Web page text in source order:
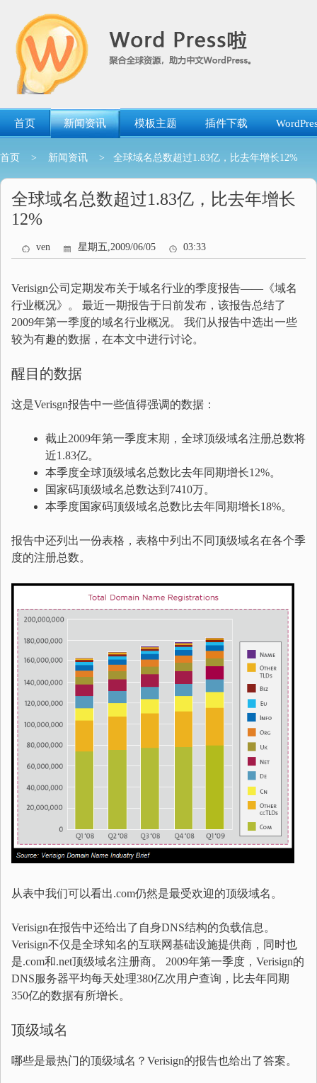
首页 新闻资讯 模板主题 插件下载
首页 > 新闻资讯 > 全球域名总数超过1.83亿，比去年增长12%
全球域名总数超过1.83亿，比去年增长
12%
ven 星期五,2009/06/05 03:33
Verisign公司定期发布关于域名行业的季度报告——《域名
行业概况》。 最近一期报告于日前发布，该报告总结了
2009年第一季度的域名行业概况。 我们从报告中选出一些
较为有趣的数据，在本文中进行讨论。
醒目的数据
这是Verisgn报告中一些值得强调的数据：
截止2009年第一季度末期，全球顶级域名注册总数将
近1.83亿。
本季度全球顶级域名总数比去年同期增长12%。
国家码顶级域名总数达到7410万。
本季度国家码顶级域名总数比去年同期增长18%。
报告中还列出一份表格，表格中列出不同顶级域名在各个季
度的注册总数。
从表中我们可以看出.com仍然是最受欢迎的顶级域名。
Verisign在报告中还给出了自身DNS结构的负载信息。
Verisign不仅是全球知名的互联网基础设施提供商，同时也
是.com和.net顶级域名注册商。 2009年第一季度，Verisign的
DNS服务器平均每天处理380亿次用户查询，比去年同期
350亿的数据有所增长。
顶级域名
哪些是最热门的顶级域名？Verisign的报告也给出了答案。